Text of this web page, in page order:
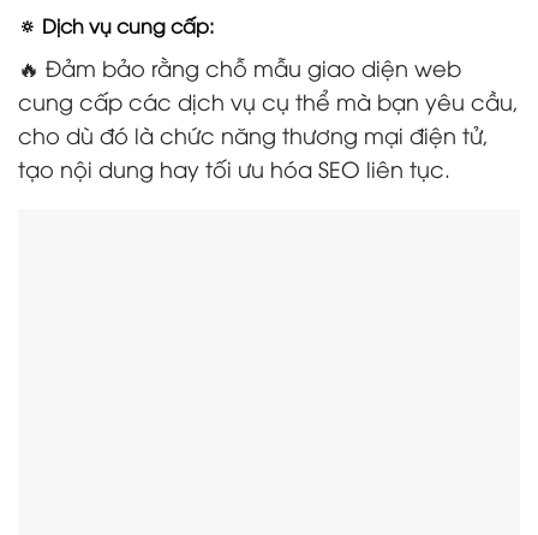
🔅 Dịch vụ cung cấp:
🔥 Đảm bảo rằng chỗ mẫu giao diện web
cung cấp các dịch vụ cụ thể mà bạn yêu cầu,
cho dù đó là chức năng thương mại điện tử,
tạo nội dung hay tối ưu hóa SEO liên tục.